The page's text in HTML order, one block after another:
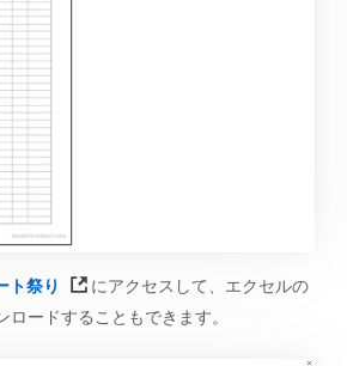
ト祭り
にアクセスして、エクセルの
ロードすることもできます。